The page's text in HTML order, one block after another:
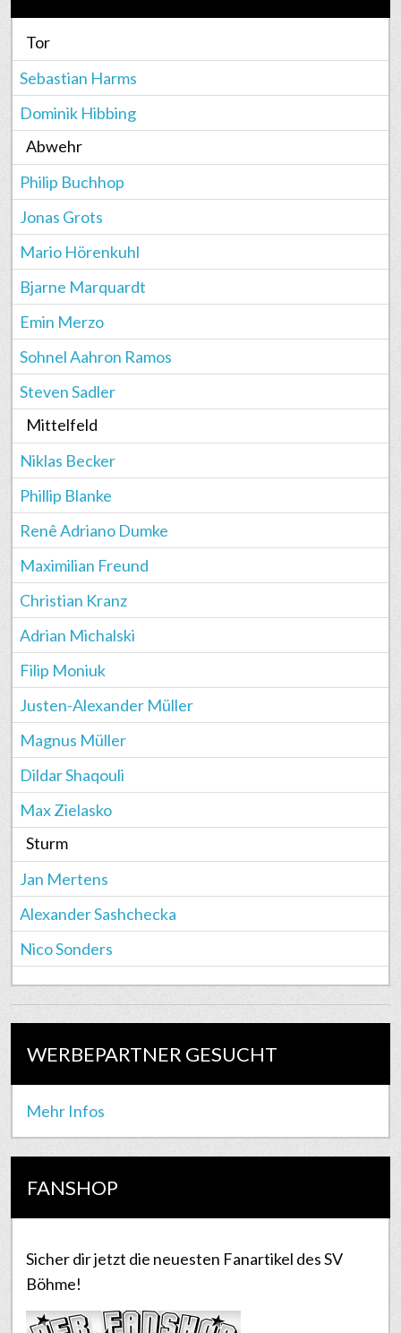
Tor
Sebastian Harms
Dominik Hibbing
Abwehr
Philip Buchhop
Jonas Grots
Mario Hörenkuhl
Bjarne Marquardt
Emin Merzo
Sohnel Aahron Ramos
Steven Sadler
Mittelfeld
Niklas Becker
Phillip Blanke
Renê Adriano Dumke
Maximilian Freund
Christian Kranz
Adrian Michalski
Filip Moniuk
Justen-Alexander Müller
Magnus Müller
Dildar Shaqouli
Max Zielasko
Sturm
Jan Mertens
Alexander Sashchecka
Nico Sonders
WERBEPARTNER GESUCHT
Mehr Infos
FANSHOP
Sicher dir jetzt die neuesten Fanartikel des SV
Böhme!